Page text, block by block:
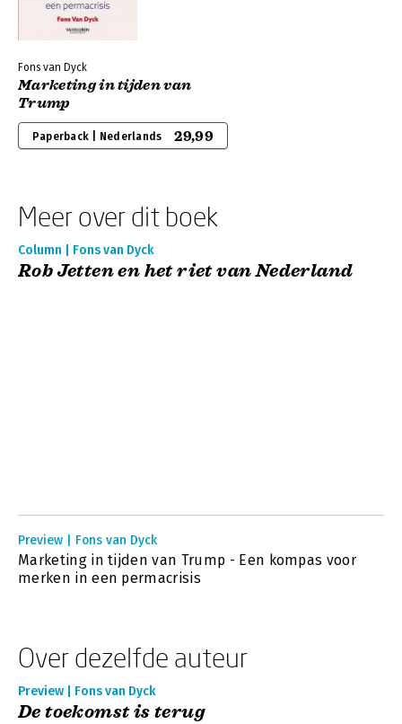
Fons van Dyck
Marketing in tijden van
Trump
Paperback | Nederlands 29,99
Meer over dit boek
Column | Fons van Dyck
Rob Jetten en het riet van Nederland
Preview | Fons van Dyck
Marketing in tijden van Trump - Een kompas voor
merken in een permacrisis
Over dezelfde auteur
Preview | Fons van Dyck
De toekomst is terug